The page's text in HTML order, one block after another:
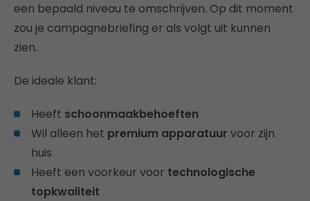
een bepaald niveau te omschrijven. Op dit moment
zou je campagnebriefing er als volgt uit kunnen
zien.
De ideale klant:
Heeft schoonmaakbehoeften
Wil alleen het premium apparatuur voor zijn
huis
Heeft een voorkeur voor technologische
topkwaliteit